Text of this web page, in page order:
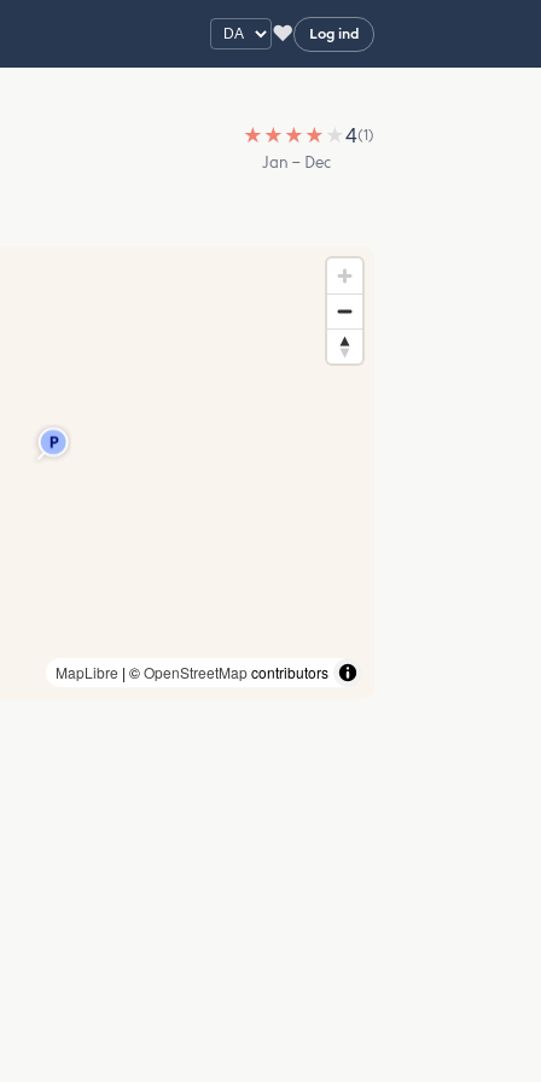
♥ Log ind
★ ★ ★ ★ ★4(1)
Jan – Dec
MapLibre | ©OpenStreetMapcontributors